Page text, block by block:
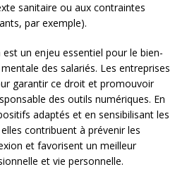
sanitaire ou aux contraintes
par exemple).
un enjeu essentiel pour le bien-
des salariés. Les entreprises
garantir ce droit et promouvoir
des outils numériques. En
adaptés et en sensibilisant les
contribuent à prévenir les
et favorisent un meilleur
et vie personnelle.